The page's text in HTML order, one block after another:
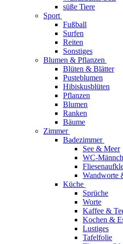
süße Tiere
Sport
Fußball
Surfen
Reiten
Sonstiges
Blumen & Pflanzen
Blüten & Blätter
Pusteblumen
Hibiskusblüten
Pflanzen
Blumen
Ranken
Bäume
Zimmer
Badezimmer
See & Meer
WC-
Wandworte
Küche
Sprüche
Worte
Kaffee &
Kochen &
Lustiges
Tafelfolie